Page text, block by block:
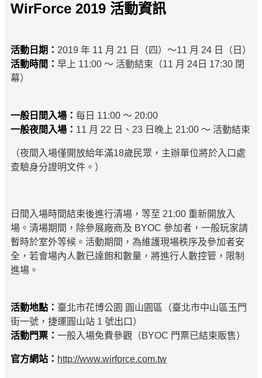
WirForce 2019 活動資訊
活動日期： 2019 年 11 月 21 日（四）～11 月 24 日（日）
活動時間： 早上 11:00 ～ 活動結束（11 月 24日 17:30 閉
幕）
一般日間入場： 每日 11:00 ～ 20:00
一般夜間入場： 11 月 22 日、23 日晚上 21:00 ～ 活動結束
（夜間入場僅開放給年滿18歲民眾，主辦單位將於入口處
查驗身分證明文件。）
日間入場時間結束後進行清場，等至 21:00 重新開放入
場。清場期間，除參展廠商及 BYOC 參加者，一般玩家請
暫時於室外等候。活動期間，為維護現場秩序及參加者安
全，若會場內人數已達飽和數量，將進行人數控管，限制
進場。
活動地點： 臺北市花博公園 圓山園區（臺北市中山區玉門
街一號，捷運圓山站 1 號出口）
活動門票： 一般入場免費參觀（BYOC 門票已結束販售）
官方網站： http://www.wirforce.com.tw